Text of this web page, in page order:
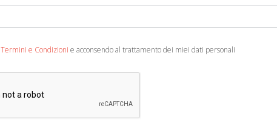
Lingue -
Ean13: 9788841538661
Milano, 1997; br., pp.
Termini e Condizioni e acconsendo al trattamento dei miei dati personali